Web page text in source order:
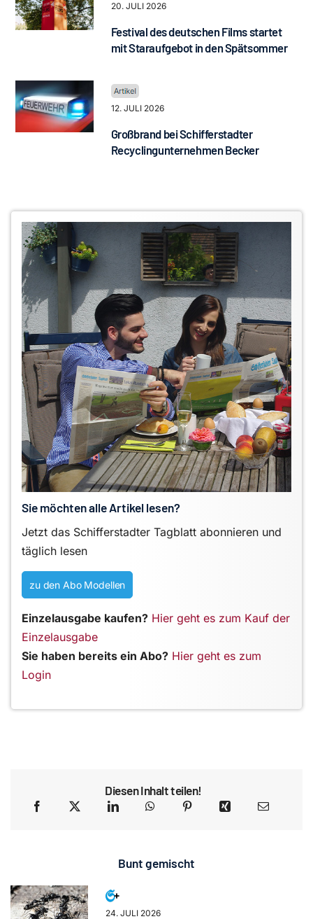
20. JULI 2026
Festival des deutschen Films startet
mit Staraufgebot in den Spätsommer
12. JULI 2026
Großbrand bei Schifferstadter
Recyclingunternehmen Becker
Sie möchten alle Artikel lesen?
Jetzt das Schifferstadter Tagblatt abonnieren und
täglich lesen
zu den Abo Modellen
Einzelausgabe kaufen? Hier geht es zum Kauf der
Einzelausgabe
Sie haben bereits ein Abo? Hier geht es zum
Login
Diesen Inhalt teilen!
Bunt gemischt
24. JULI 2026